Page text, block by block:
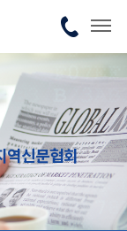
역신문협회